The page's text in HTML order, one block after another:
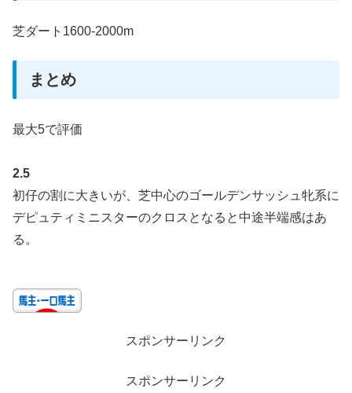
芝ダート1600-2000m
まとめ
最大5で評価
2.5
初仔の割に大きいが、芝中心のゴールデンサッシュ牝系に
デピュティミニスターのクロスとなると中途半端感はあ
る。
スポンサーリンク
スポンサーリンク